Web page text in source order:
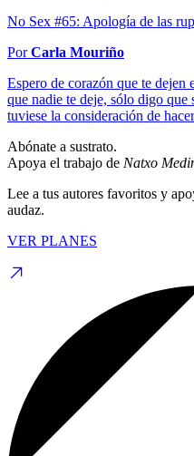
No Sex #65: Apología de las
PorCarla Mouriño
Espero de corazón que te dejen
que nadie te deje, sólo digo que
tuviese la consideración de
Abónate a sustrato.
Apoya el trabajo de Natxo
Lee a tus autores favoritos y
audaz.
VER PLANES